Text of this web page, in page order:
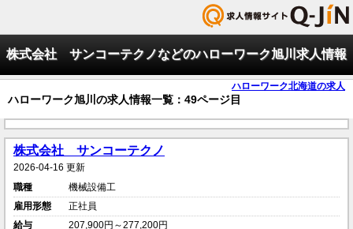
株式会社 サンコーテクノなどのハローワーク旭川求人情報
ハローワーク北海道の求人
ハローワーク旭川の求人情報一覧：49ページ目
株式会社 サンコーテクノ
2026-04-16 更新
職種
機械設備工
雇用形態
正社員
給与
207,900円～277,200円